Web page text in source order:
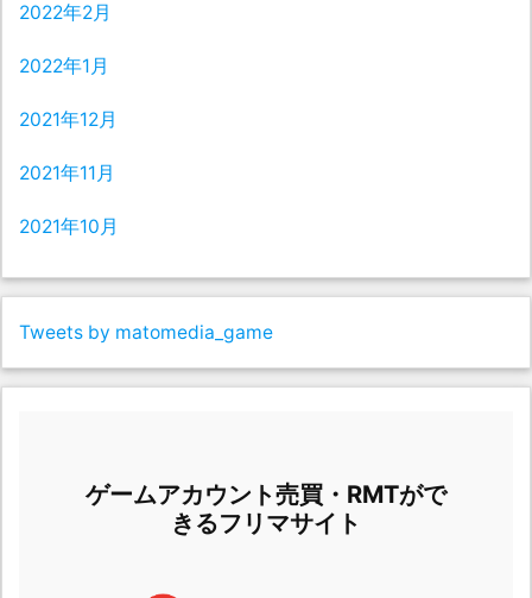
2022年2月
2022年1月
2021年12月
2021年11月
2021年10月
Tweets by matomedia_game
ゲームアカウント売買・RMTがで
きるフリマサイト